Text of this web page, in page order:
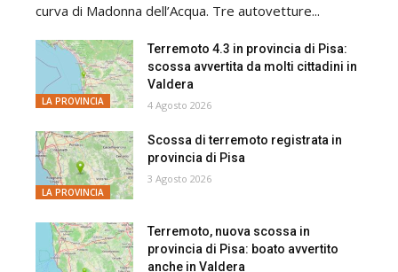
curva di Madonna dell’Acqua. Tre autovetture...
LA PROVINCIA
Terremoto 4.3 in provincia di Pisa:
scossa avvertita da molti cittadini in
Valdera
4 Agosto 2026
LA PROVINCIA
Scossa di terremoto registrata in
provincia di Pisa
3 Agosto 2026
Terremoto, nuova scossa in
provincia di Pisa: boato avvertito
anche in Valdera